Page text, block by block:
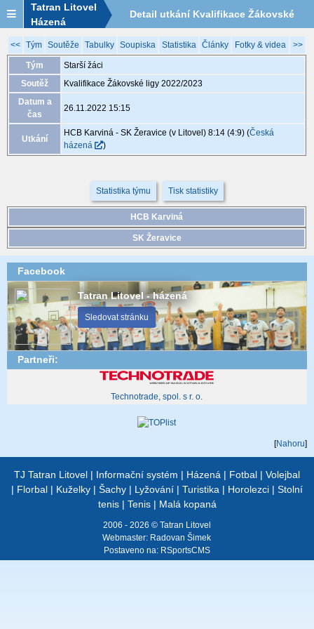
Tatran Litovel
Házená
Detail utkání Kvalifikace Žákovské
ligy 2022/2023, XGA058, 26.11. 15:15
<< Tým Soutěže Tabulky Soupiska Statistika Články Fotky & videa >>
Tým
Starší žáci
Soutěž
Kvalifikace Žákovské ligy 2022/2023
Datum a
čas
26.11.2022 15:15
Utkání
HCB Karviná - SK Žeravice (v Litovel) 8:14 (4:9)(Česká
házená
)
Statistika týmu Tisk statistiky
HCB Karviná
SK Žeravice
Facebook
Tatran Litovel - házená
Sledovat stránku
Partneři:
Technotrade, spol. s r. o.
[Nahoru]
TJ Tatran Litovel | Informační systém | Házená | Fotbal | Volejbal
| Florbal | Kuželky | Šachy | Lyžování | Turistika | Horolezci | Stolní
tenis| Tenis| Malá kopaná
2006 - 2026 © Tatran Litovel
Webmaster: Radovan Šimek
Postaveno na: RSportsCMS